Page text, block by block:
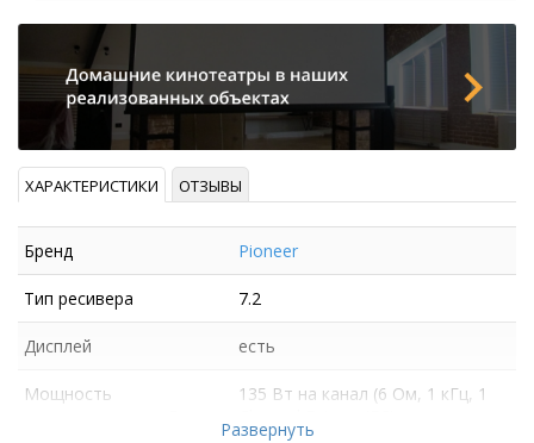
ХАРАКТЕРИСТИКИ ОТЗЫВЫ
Бренд Pioneer
Тип ресивера 7.2
Дисплей есть
Мощность
135 Вт на канал (6 Ом, 1 кГц, 1
Развернуть